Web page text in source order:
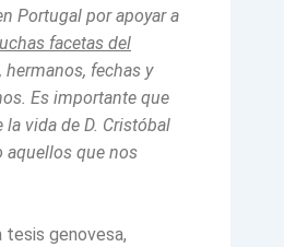
Portugal por apoyar a
facetas del
hermanos, fechas y
Es importante que
vida de D. Cristóbal
aquellos que nos
tesis genovesa,